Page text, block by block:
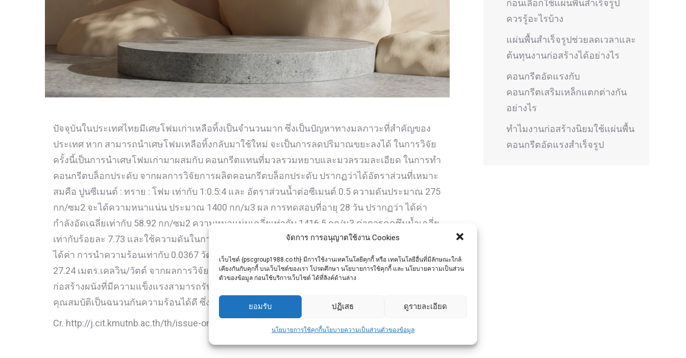
จัดการ การอนุญาตใช้งาน Cookies
เว็บไซต์ {pscgroup1988.co.th} มีการใช้งานเทคโนโลยีคุกกี้ หรือ เทคโนโลยีอื่นที่มีลักษณะใกล้
เคียงกันกับคุกกี้ บนเว็บไซต์ของเรา โปรดศึกษา นโยบายการใช้คุกกี้ และ นโยบายความเป็นส่วน
ตัวของข้อมูล ก่อนใช้บริการเว็บไซต์ ได้ที่ลิงค์ด้านล่าง
ยอมรับ ปฏิเสธ ดูรายละเอียด
นโยบายการใช้คุกกี้นโยบายความเป็นส่วนตัวของข้อมูล
ปัจจุบันในประเทศไทยมีเศษโฟมเก่าเหลือทิ้งเป็นจำนวนมาก ซึ่งเป็นปัญหาทางมลภาวะที่สำคัญของ
ประเทศ หาก สามารถนำเศษโฟมเหลือทิ้งกลับมาใช้ใหม่ จะเป็นการลดปริมาณขยะลงได้ ในการวิจัย
ครั้งนี้เป็นการนำเศษโฟมเก่ามาผสมกับ คอนกรีตแทนที่มวลรวมหยาบและมวลรวมละเอียด ในการทำ
คอนกรีตบล็อกประดับ จากผลการวิจัยการผลิตคอนกรีตบล็อกประดับ ปรากฏว่าได้อัตราส่วนที่เหมาะ
สมคือ ปูนซีเมนต์ : ทราย : โฟม เท่ากับ 1:0.5:4 และ อัตราส่วนน้ำต่อซีเมนต์ 0.5 ความดันประมาณ 275
กก/ซม2 จะได้ความหนาแน่น ประมาณ 1400 กก/ม3 ผล การทดสอบที่อายุ 28 วัน ปรากฏว่า ได้ค่า
กำลังอัดเฉลี่ยเท่ากับ 58.92 กก/ซม2 ความหนาแน่นเฉลี่ยเท่ากับ 1416.5 กก/ม3 ค่าการดูดซึมน้ำเฉลี่ย
เท่ากับร้อยละ 7.73 และใช้ความดันในการอัดขึ้นรูปที่ 275 กก/ซม2 ผลการทดสอบการนำความร้อน
ได้ค่า การนำความร้อนเท่ากับ 0.0367 วัตต์/เมตร.เคลวิน และ ค่าความต้านทานความร้อนเท่ากับ
27.24 เมตร.เคลวิน/วัตต์ จากผลการวิจัยสรุปคุณสมบัติของคอนกรีตบล็อกประดับได้ว่า เป็นวัสดุ
ก่อสร้างผนังที่มีความแข็งแรงสามารถรับน้ำหนัก ได้ มีน้ำหนักเบา ป้องกันการซึมผ่านน้ำได้ดี และมี
คุณสมบัติเป็นฉนวนกันความร้อนได้ดี ซึ่งสามารถนำไปก่อสร้างอาคารได้จริง
Cr. http://j.cit.kmutnb.ac.th/th/issue-online-view-paper/4
ก่อนเลือกใช้แผ่นพื้นสำเร็จรูป
ควรรู้อะไรบ้าง
แผ่นพื้นสำเร็จรูปช่วยลดเวลาและ
ต้นทุนงานก่อสร้างได้อย่างไร
คอนกรีตอัดแรงกับ
คอนกรีตเสริมเหล็กแตกต่างกัน
อย่างไร
ทำไมงานก่อสร้างนิยมใช้แผ่นพื้น
คอนกรีตอัดแรงสำเร็จรูป